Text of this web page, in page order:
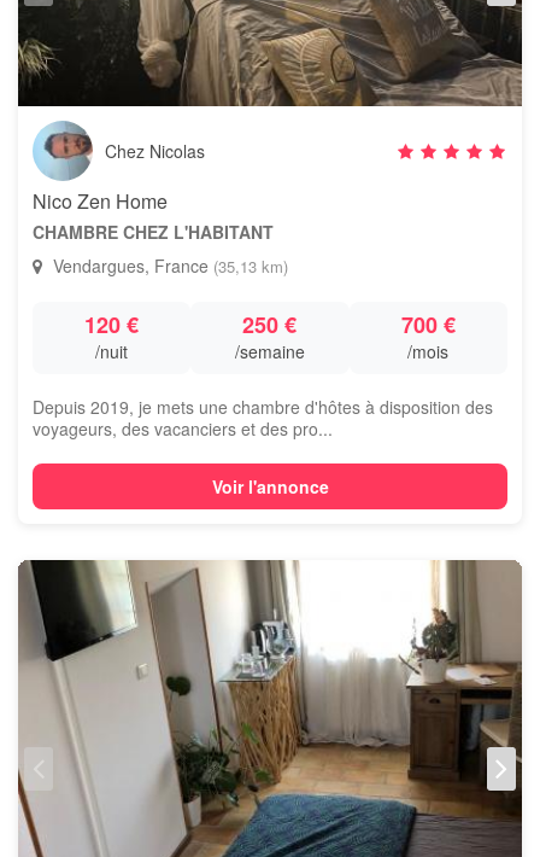
Chez Nicolas
Nico Zen Home
CHAMBRE CHEZ L'HABITANT
Vendargues, France (35,13 km)
120 €
/nuit
250 €
/semaine
700 €
/mois
Depuis 2019, je mets une chambre d'hôtes à disposition des
voyageurs, des vacanciers et des pro...
Voir l'annonce